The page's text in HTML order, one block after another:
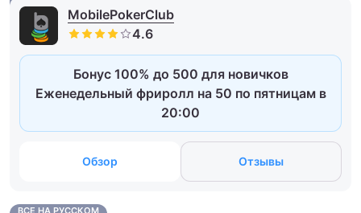
MobilePokerClub
Бонус 100% до 500 для новичков
Еженедельный фриролл на 50 по пятницам в
20:00
Обзор Отзывы
ВСЕ НА РУССКОМ